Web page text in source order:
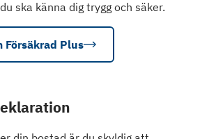
ska känna dig trygg och säker.
Försäkrad Plus